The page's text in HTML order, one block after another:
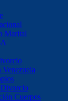
Marital
Divorcio
Cuerpos